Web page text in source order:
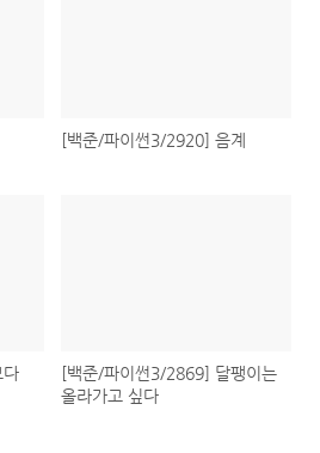
[백준/파이썬3/2920] 음계
[백준/파이썬3/2869] 달팽이는
올라가고 싶다